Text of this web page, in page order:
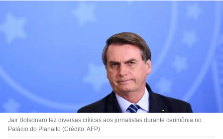
Jair Bolsonaro fez diversas críticas aos jornalistas durante cerimônia no
Palácio do Planalto (Crédito: AFP)